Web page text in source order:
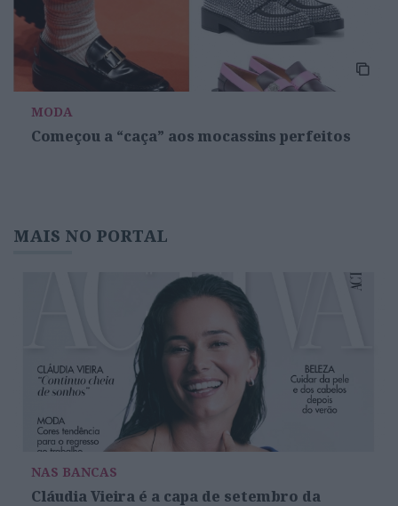
MODA
Começou a “caça” aos mocassins perfeitos
MAIS NO PORTAL
NAS BANCAS
Cláudia Vieira é a capa de setembro da